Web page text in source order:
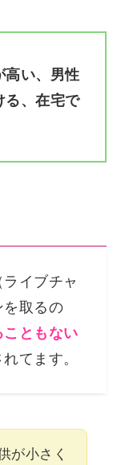
高い、男性
る、在宅で
イブチャ
を取るの
ともない
てます。
が小さく